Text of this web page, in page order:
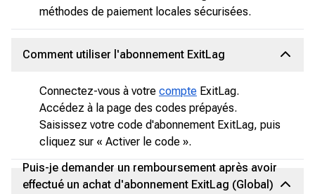
méthodes de paiement locales sécurisées.
Comment utiliser l'abonnement ExitLag
Connectez-vous à votre compte ExitLag.
Accédez à la page des codes prépayés.
Saisissez votre code d'abonnement ExitLag, puis
cliquez sur « Activer le code ».
Puis-je demander un remboursement après avoir
effectué un achat d'abonnement ExitLag (Global)